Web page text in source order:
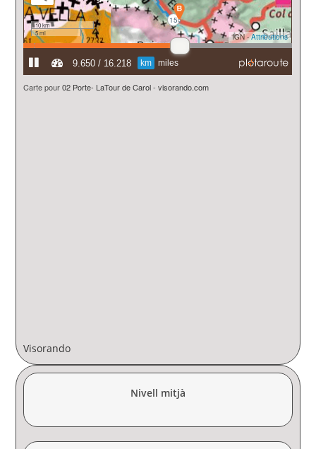
Carte pour02 Porte- LaTour de Carol-visorando.com
Visorando
Nivell mitjà